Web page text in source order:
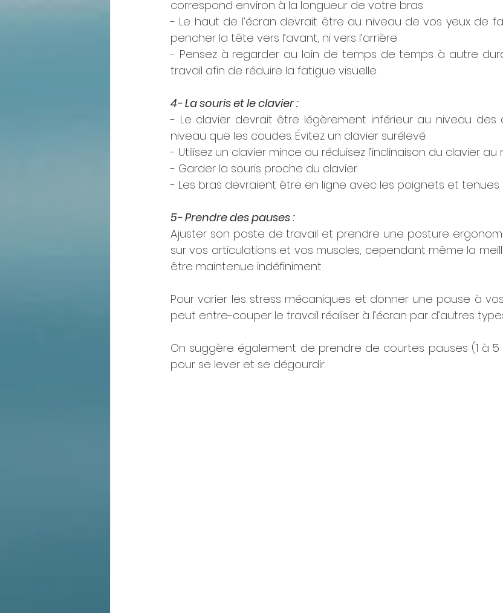
correspond environ à la longueur de votre bras
- Le haut de l’écran devrait être au niveau de vos yeux de
pencher la tête vers l’avant, ni vers l’arrière
- Pensez à regarder au loin de temps de temps à autre
travail afin de réduire la fatigue visuelle.
4- La souris et le clavier :
- Le clavier devrait être légèrement inférieur au niveau
niveau que les coudes. Évitez un clavier surélevé.
- Utilisez un clavier mince ou réduisez l’inclinaison du clavier au
- Garder la souris proche du clavier.
- Les bras devraient être en ligne avec les poignets et tenues
5- Prendre des pauses :
Ajuster son poste de travail et prendre une posture
sur vos articulations et vos muscles, cependant même la
être maintenue indéfiniment.
Pour varier les stress mécaniques et donner une pause à
peut entre-couper le travail réaliser à l’écran par d’autres
On suggère également de prendre de courtes pauses (1 à
pour se lever et se dégourdir.